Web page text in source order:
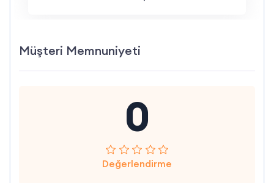
Müşteri Memnuniyeti
0
Değerlendirme